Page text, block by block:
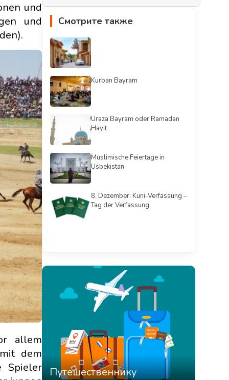
und
und
allem
dem
Spieler
Смотрите также
Kurban Bayram
Uraza Bayram oder Ramadan
Hayit
Muslimische Feiertage in
Usbekistan
8. Dezember: Kuni-Verfassung –
Tag der Verfassung
Путешественнику